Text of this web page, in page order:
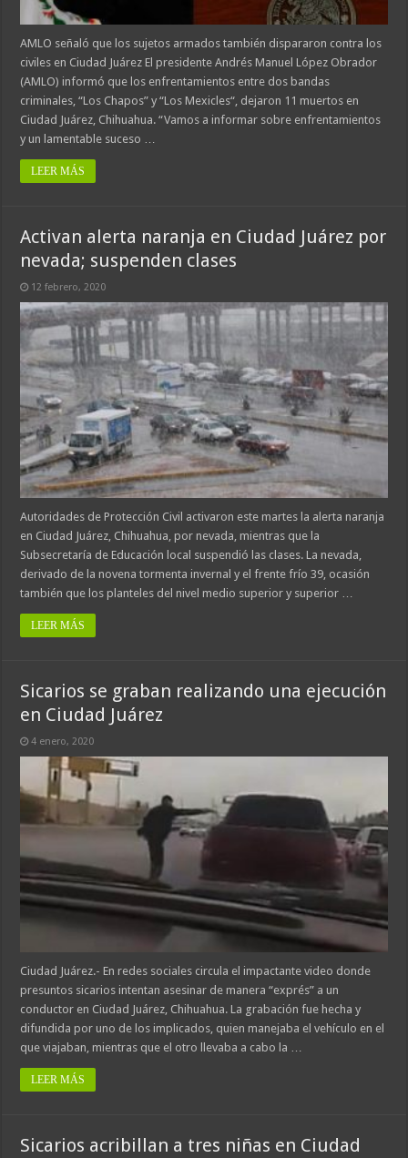
AMLO señaló que los sujetos armados también dispararon contra los
civiles en Ciudad Juárez El presidente Andrés Manuel López Obrador
(AMLO) informó que los enfrentamientos entre dos bandas
criminales, “Los Chapos” y “Los Mexicles“, dejaron 11 muertos en
Ciudad Juárez, Chihuahua. “Vamos a informar sobre enfrentamientos
y un lamentable suceso …
LEER MÁS
Activan alerta naranja en Ciudad Juárez por
nevada; suspenden clases
12 febrero, 2020
Autoridades de Protección Civil activaron este martes la alerta naranja
en Ciudad Juárez, Chihuahua, por nevada, mientras que la
Subsecretaría de Educación local suspendió las clases. La nevada,
derivado de la novena tormenta invernal y el frente frío 39, ocasión
también que los planteles del nivel medio superior y superior …
LEER MÁS
Sicarios se graban realizando una ejecución
en Ciudad Juárez
4 enero, 2020
Ciudad Juárez.- En redes sociales circula el impactante video donde
presuntos sicarios intentan asesinar de manera “exprés” a un
conductor en Ciudad Juárez, Chihuahua. La grabación fue hecha y
difundida por uno de los implicados, quien manejaba el vehículo en el
que viajaban, mientras que el otro llevaba a cabo la …
LEER MÁS
Sicarios acribillan a tres niñas en Ciudad